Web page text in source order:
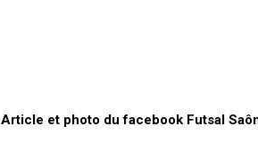
Article et photo du facebook Futsal